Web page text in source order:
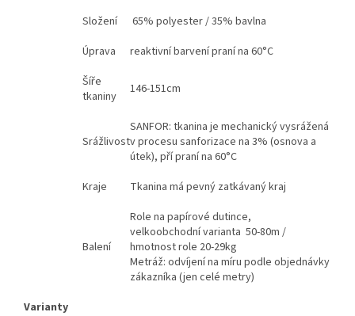
Složení
65% polyester / 35% bavlna
Úprava
reaktivní barvení praní na 60°C
Šíře
tkaniny
146-151cm
Srážlivost
SANFOR: tkanina je mechanický vysrážená
v procesu sanforizace na 3% (osnova a
útek), pří praní na 60°C
Kraje
Tkanina má pevný zatkávaný kraj
Balení
Role na papírové dutince,
velkoobchodní varianta 50-80m /
hmotnost role 20-29kg
Metráž: odvíjení na míru podle objednávky
zákazníka (jen celé metry)
Varianty